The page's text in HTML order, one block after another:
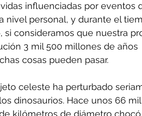
influenciadas por eventos
nivel personal, y durante el
consideramos que nuestra
3 mil 500 millones de años
cosas pueden pasar.
celeste ha perturbado
dinosaurios. Hace unos 66
kilómetros de diámetro